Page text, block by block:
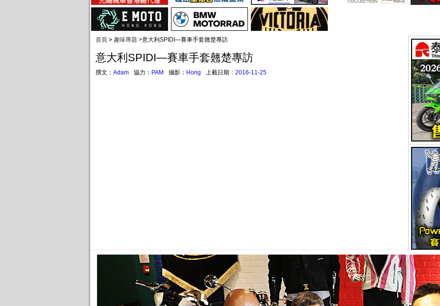
首頁 > 趣味專題 >意大利SPIDI—賽車手套翹楚專訪
意大利SPIDI—賽車手套翹楚專訪
撰文： Adam 協力： PAM 攝影： Hong 上載日期： 2016-11-25